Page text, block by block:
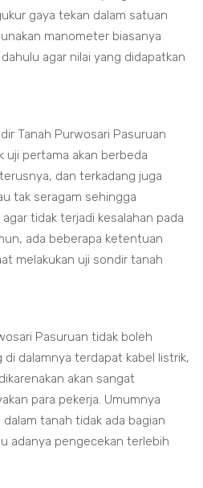
gaya tekan dalam satuan
manometer biasanya
agar nilai yang didapatkan
Tanah Purwosari Pasuruan
uji pertama akan berbeda
dan terkadang juga
tak seragam sehingga
tidak terjadi kesalahan pada
ada beberapa ketentuan
melakukan uji sondir tanah
Pasuruan tidak boleh
di dalamnya terdapat kabel listrik,
akan sangat
para pekerja. Umumnya
tanah tidak ada bagian
adanya pengecekan terlebih